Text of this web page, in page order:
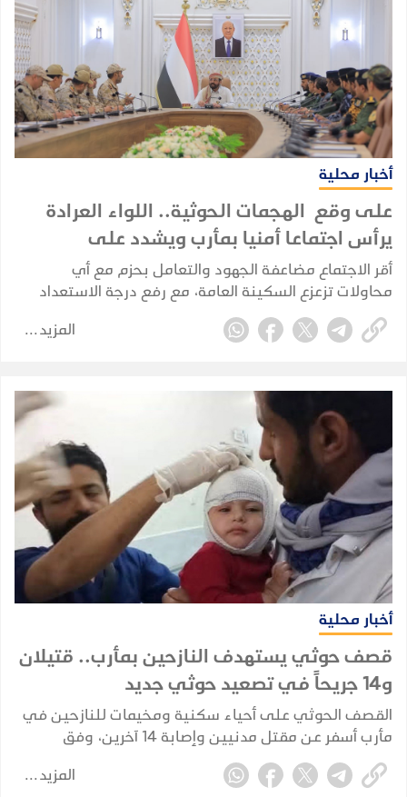
أخبار محلية
على وقع الهجمات الحوثية.. اللواء العرادة
يرأس اجتماعا أمنيا بمأرب ويشدد على
الجاهزية القصوى
أقر الاجتماع مضاعفة الجهود والتعامل بحزم مع أي
محاولات تزعزع السكينة العامة، مع رفع درجة الاستعداد
والسيطرة الميدانية في خندق مواجهة المليشيات الحوثية.
المزيد
أخبار محلية
قصف حوثي يستهدف النازحين بمأرب.. قتيلان
و14 جريحاً في تصعيد حوثي جديد
القصف الحوثي على أحياء سكنية ومخيمات للنازحين في
مأرب أسفر عن مقتل مدنيين وإصابة 14 آخرين، وفق
حصيلة أولية أعلنها وزير الصحة.
المزيد